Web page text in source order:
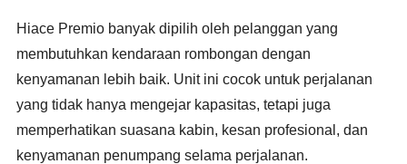
Hiace Premio banyak dipilih oleh pelanggan yang
membutuhkan kendaraan rombongan dengan
kenyamanan lebih baik. Unit ini cocok untuk perjalanan
yang tidak hanya mengejar kapasitas, tetapi juga
memperhatikan suasana kabin, kesan profesional, dan
kenyamanan penumpang selama perjalanan.